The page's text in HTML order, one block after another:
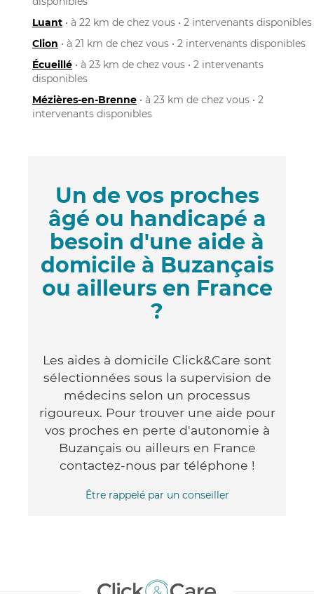
Luant • à 22 km de chez vous • 2 intervenants disponibles
Clion • à 21 km de chez vous • 2 intervenants disponibles
Écueillé • à 23 km de chez vous • 2 intervenants
disponibles
Mézières-en-Brenne • à 23 km de chez vous • 2
intervenants disponibles
Un de vos proches
âgé ou handicapé a
besoin d'une aide à
domicile à Buzançais
ou ailleurs en France
?
Les aides à domicile Click&Care sont
sélectionnées sous la supervision de
médecins selon un processus
rigoureux. Pour trouver une aide pour
vos proches en perte d'autonomie à
Buzançais ou ailleurs en France
contactez-nous par téléphone !
Être rappelé par un conseiller